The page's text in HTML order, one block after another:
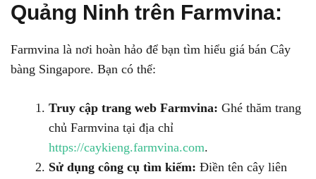
Quảng Ninh trên Farmvina:
Farmvina là nơi hoàn hảo để bạn tìm hiểu giá bán Cây
bàng Singapore. Bạn có thể:
Truy cập trang web Farmvina: Ghé thăm trang
chủ Farmvina tại địa chỉ
https://caykieng.farmvina.com.
Sử dụng công cụ tìm kiếm: Điền tên cây liên